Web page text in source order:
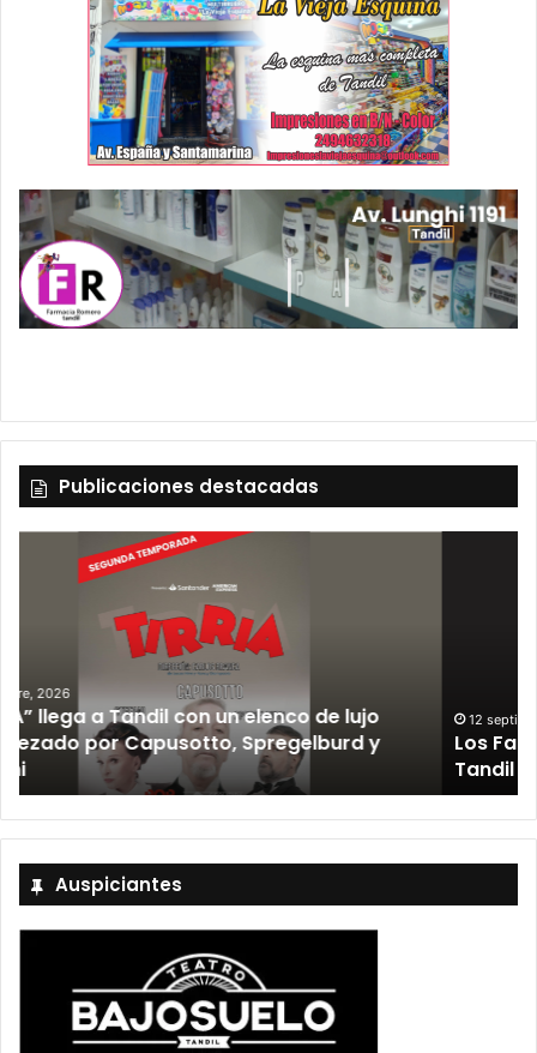
Publicaciones destacadas
12 septiembre, 2026
Los Fabulosos Cadillacs anunciaron su show en
Tandil y ya están a la venta las entradas
Auspiciantes